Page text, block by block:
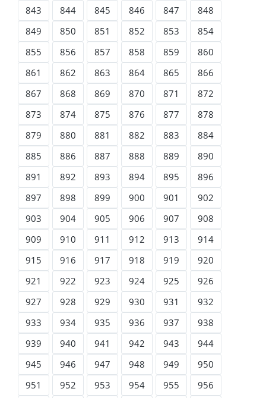
843
844 845 846 847
848
849
850 851 852 853
854
855
856 857 858 859
860
861
862 863 864 865
866
867
868 869 870 871
872
873
874 875 876 877
878
879
880 881 882 883
884
885
886 887 888 889
890
891
892 893 894 895
896
897
898 899 900 901
902
903
904 905 906 907
908
909
910 911 912 913
914
915
916 917 918 919
920
921
922 923 924 925
926
927
928 929 930 931
932
933
934 935 936 937
938
939
940 941 942 943
944
945
946 947 948 949
950
951
952 953 954 955
956